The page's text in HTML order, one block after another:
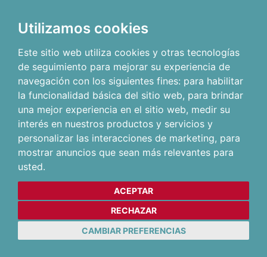
Utilizamos cookies
Este sitio web utiliza cookies y otras tecnologías
de seguimiento para mejorar su experiencia de
navegación con los siguientes fines: para habilitar
la funcionalidad básica del sitio web, para brindar
una mejor experiencia en el sitio web, medir su
interés en nuestros productos y servicios y
personalizar las interacciones de marketing, para
mostrar anuncios que sean más relevantes para
usted.
ACEPTAR
RECHAZAR
CAMBIAR PREFERENCIAS